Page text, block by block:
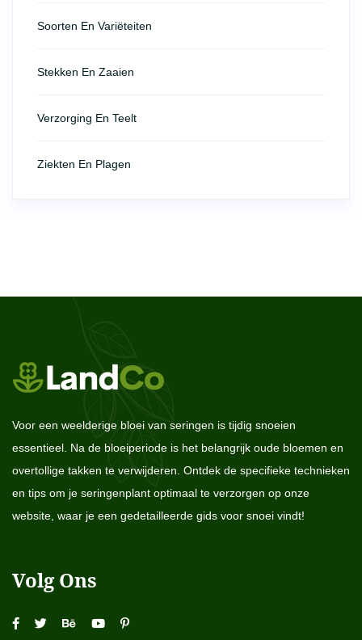
Soorten En Variëteiten
Stekken En Zaaien
Verzorging En Teelt
Ziekten En Plagen
Voor een weelderige bloei van seringen is tijdig snoeien
essentieel. Na de bloeiperiode is het belangrijk oude bloemen en
overtollige takken te verwijderen. Ontdek de specifieke technieken
en tips om je seringenplant optimaal te verzorgen op onze
website, waar je een gedetailleerde gids voor snoei vindt!
Volg Ons